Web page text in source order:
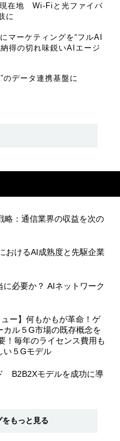
在地 Wi-Fiと光ファイバ
に
マーケティングを“フルAI
得の切れ味鋭いAIエージ
のデータ連携基盤に
略：通信業界の収益を次の
おけるAI成熟度と先駆企業
必要か？ AIネットワーク
ー】何もかもが革命！ゲ
ル５G市場の既存概念を
！毎年のライセンス費用も
５Gモデル
B2B2Xモデルを成功に導
もっと見る